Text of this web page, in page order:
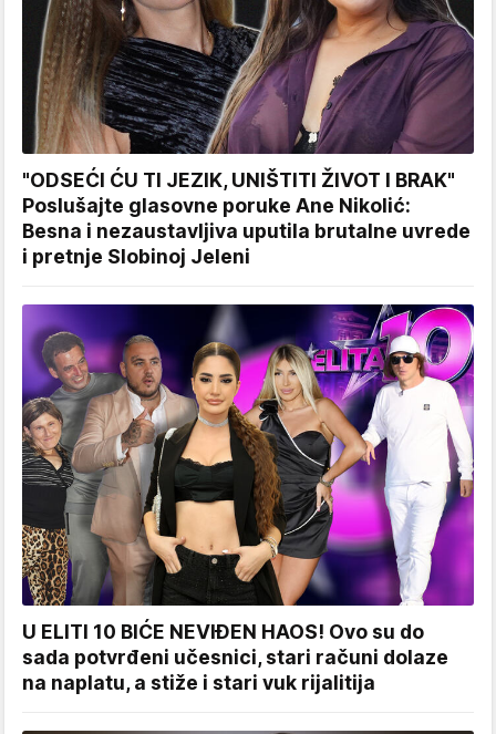
"ODSEĆI ĆU TI JEZIK, UNIŠTITI ŽIVOT I BRAK"
Poslušajte glasovne poruke Ane Nikolić:
Besna i nezaustavljiva uputila brutalne uvrede
i pretnje Slobinoj Jeleni
U ELITI 10 BIĆE NEVIĐEN HAOS! Ovo su do
sada potvrđeni učesnici, stari računi dolaze
na naplatu, a stiže i stari vuk rijalitija